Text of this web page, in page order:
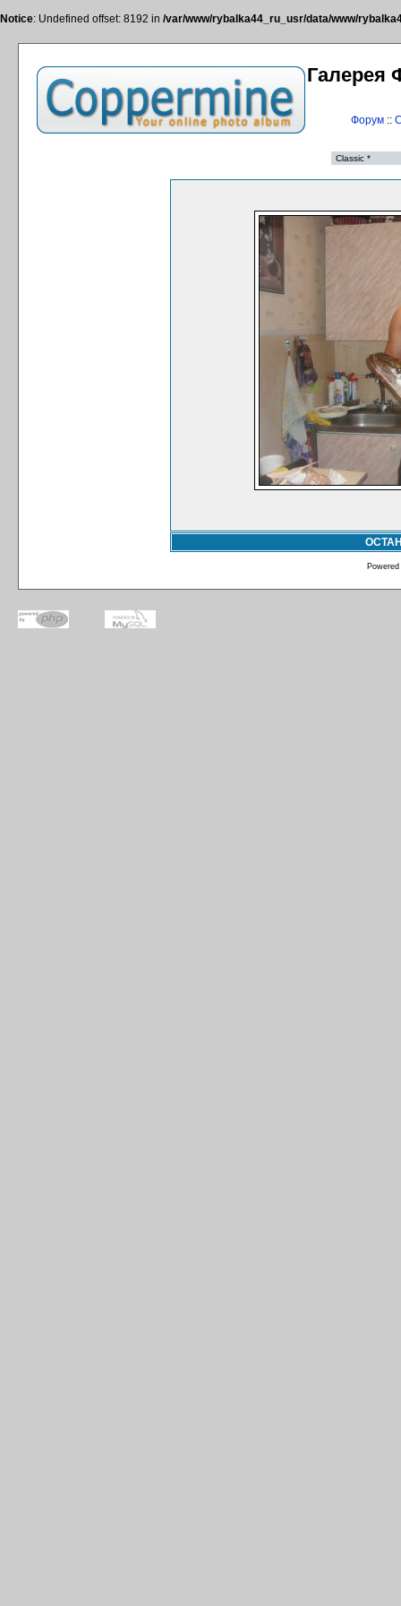
Notice: Undefined offset: 8192 in /var/www/rybalka44_ru_usr/data/www/
Галерея
Форум::